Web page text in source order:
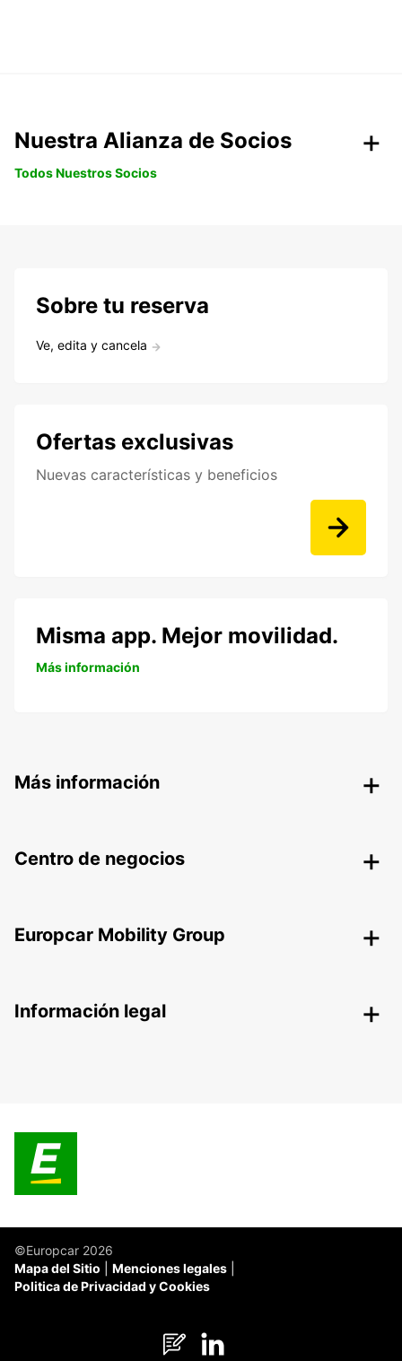
Nuestra Alianza de Socios
Todos Nuestros Socios
Sobre tu reserva
Ve, edita y cancela
Ofertas exclusivas
Nuevas características y beneficios
Misma app. Mejor movilidad.
Más información
Más información
Centro de negocios
Europcar Mobility Group
Información legal
©Europcar 2026
Mapa del Sitio
Menciones legales
Politica de Privacidad y Cookies